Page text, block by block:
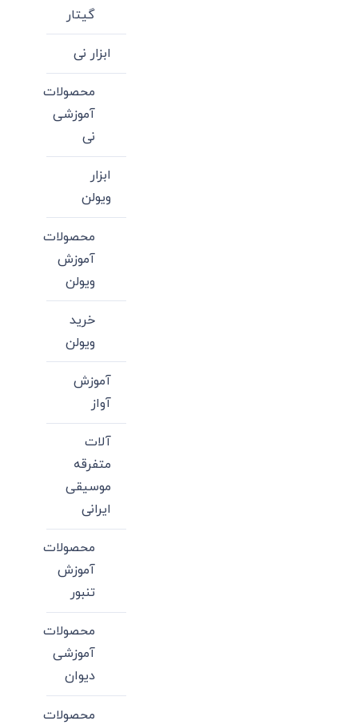
گیتار
ابزار نی
محصولات
آموزشی
نی
ابزار
ویولن
محصولات
آموزش
ویولن
خرید
ویولن
آموزش
آواز
آلات
متفرقه
موسیقی
ایرانی
محصولات
آموزش
تنبور
محصولات
آموزشی
دیوان
محصولات